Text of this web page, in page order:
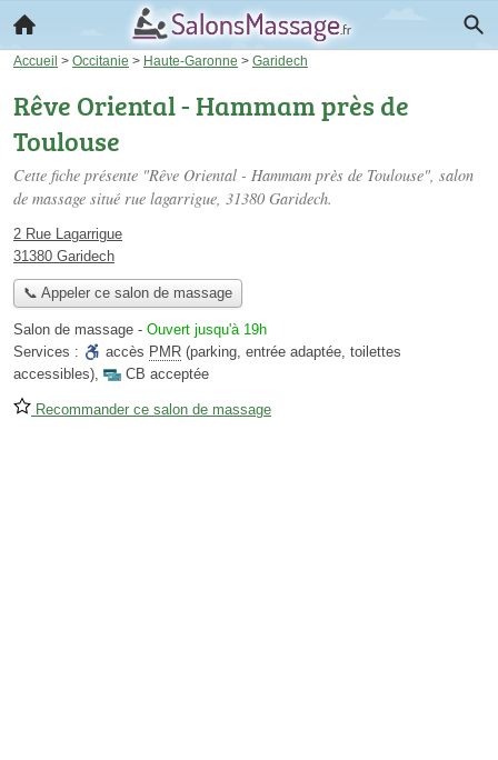
Accueil > Occitanie > Haute-Garonne > Garidech
Rêve Oriental - Hammam près de
Toulouse
Cette fiche présente "Rêve Oriental - Hammam près de Toulouse", salon
de massage situé rue lagarrigue, 31380 Garidech.
2 Rue Lagarrigue
31380 Garidech
📞 Appeler ce salon de massage
Salon de massage - Ouvert jusqu'à 19h
Services :
accès PMR (parking, entrée adaptée, toilettes
accessibles), CB acceptée
Recommander ce salon de massage